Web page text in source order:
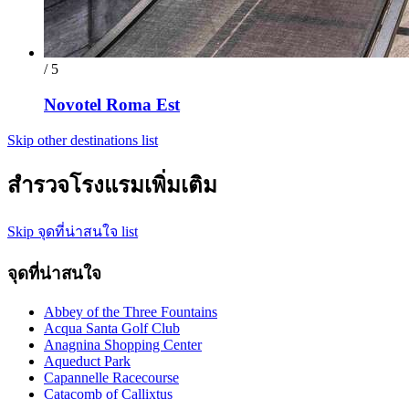
/ 5
Novotel Roma Est
Skip other destinations list
สำรวจโรงแรมเพิ่มเติม
Skip จุดที่น่าสนใจ list
จุดที่น่าสนใจ
Abbey of the Three Fountains
Acqua Santa Golf Club
Anagnina Shopping Center
Aqueduct Park
Capannelle Racecourse
Catacomb of Callixtus